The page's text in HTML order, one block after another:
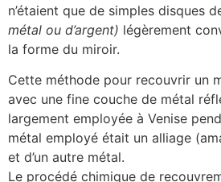
n’étaient que de simples disques
métal ou d’argent) légèrement
la forme du miroir.
Cette méthode pour recouvrir un
avec une fine couche de métal
largement employée à Venise
métal employé était un alliage
et d’un autre métal.
Le procédé chimique de